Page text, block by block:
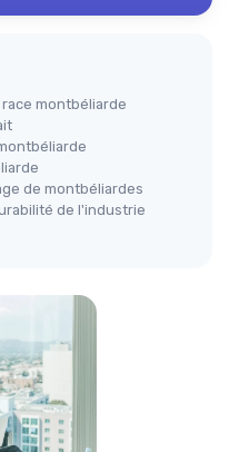
montbéliarde
de montbéliardes
de l'industrie